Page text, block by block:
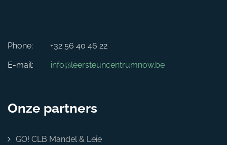
Phone:
+32 56 40 46 22
E-mail:
info@leersteuncentrumnow.be
Onze partners
GO! CLB Mandel & Leie